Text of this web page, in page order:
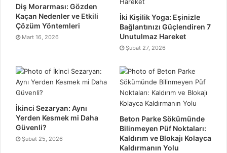
Diş Morarması: Gözden
Kaçan Nedenler ve Etkili
Çözüm Yöntemleri
Mart 16, 2026
İki Kişilik Yoga: Eşinizle
Bağlantınızı Güçlendiren 7
Unutulmaz Hareket
Şubat 27, 2026
İkinci Sezaryan: Aynı
Yerden Kesmek mi Daha
Güvenli?
Şubat 25, 2026
Beton Parke Sökümünde
Bilinmeyen Püf Noktaları:
Kaldırım ve Blokajı Kolayca
Kaldırmanın Yolu